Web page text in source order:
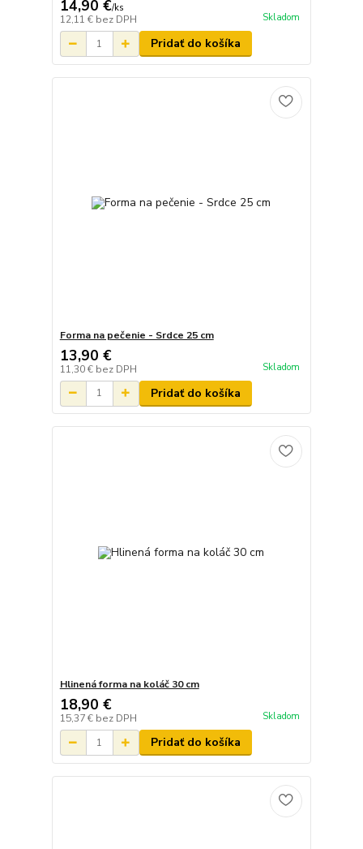
14,90 €/ks
12,11 € bez DPH Skladom
Pridať do košíka
Forma na pečenie - Srdce 25 cm
13,90 €
11,30 € bez DPH Skladom
Pridať do košíka
Hlinená forma na koláč 30 cm
18,90 €
15,37 € bez DPH Skladom
Pridať do košíka